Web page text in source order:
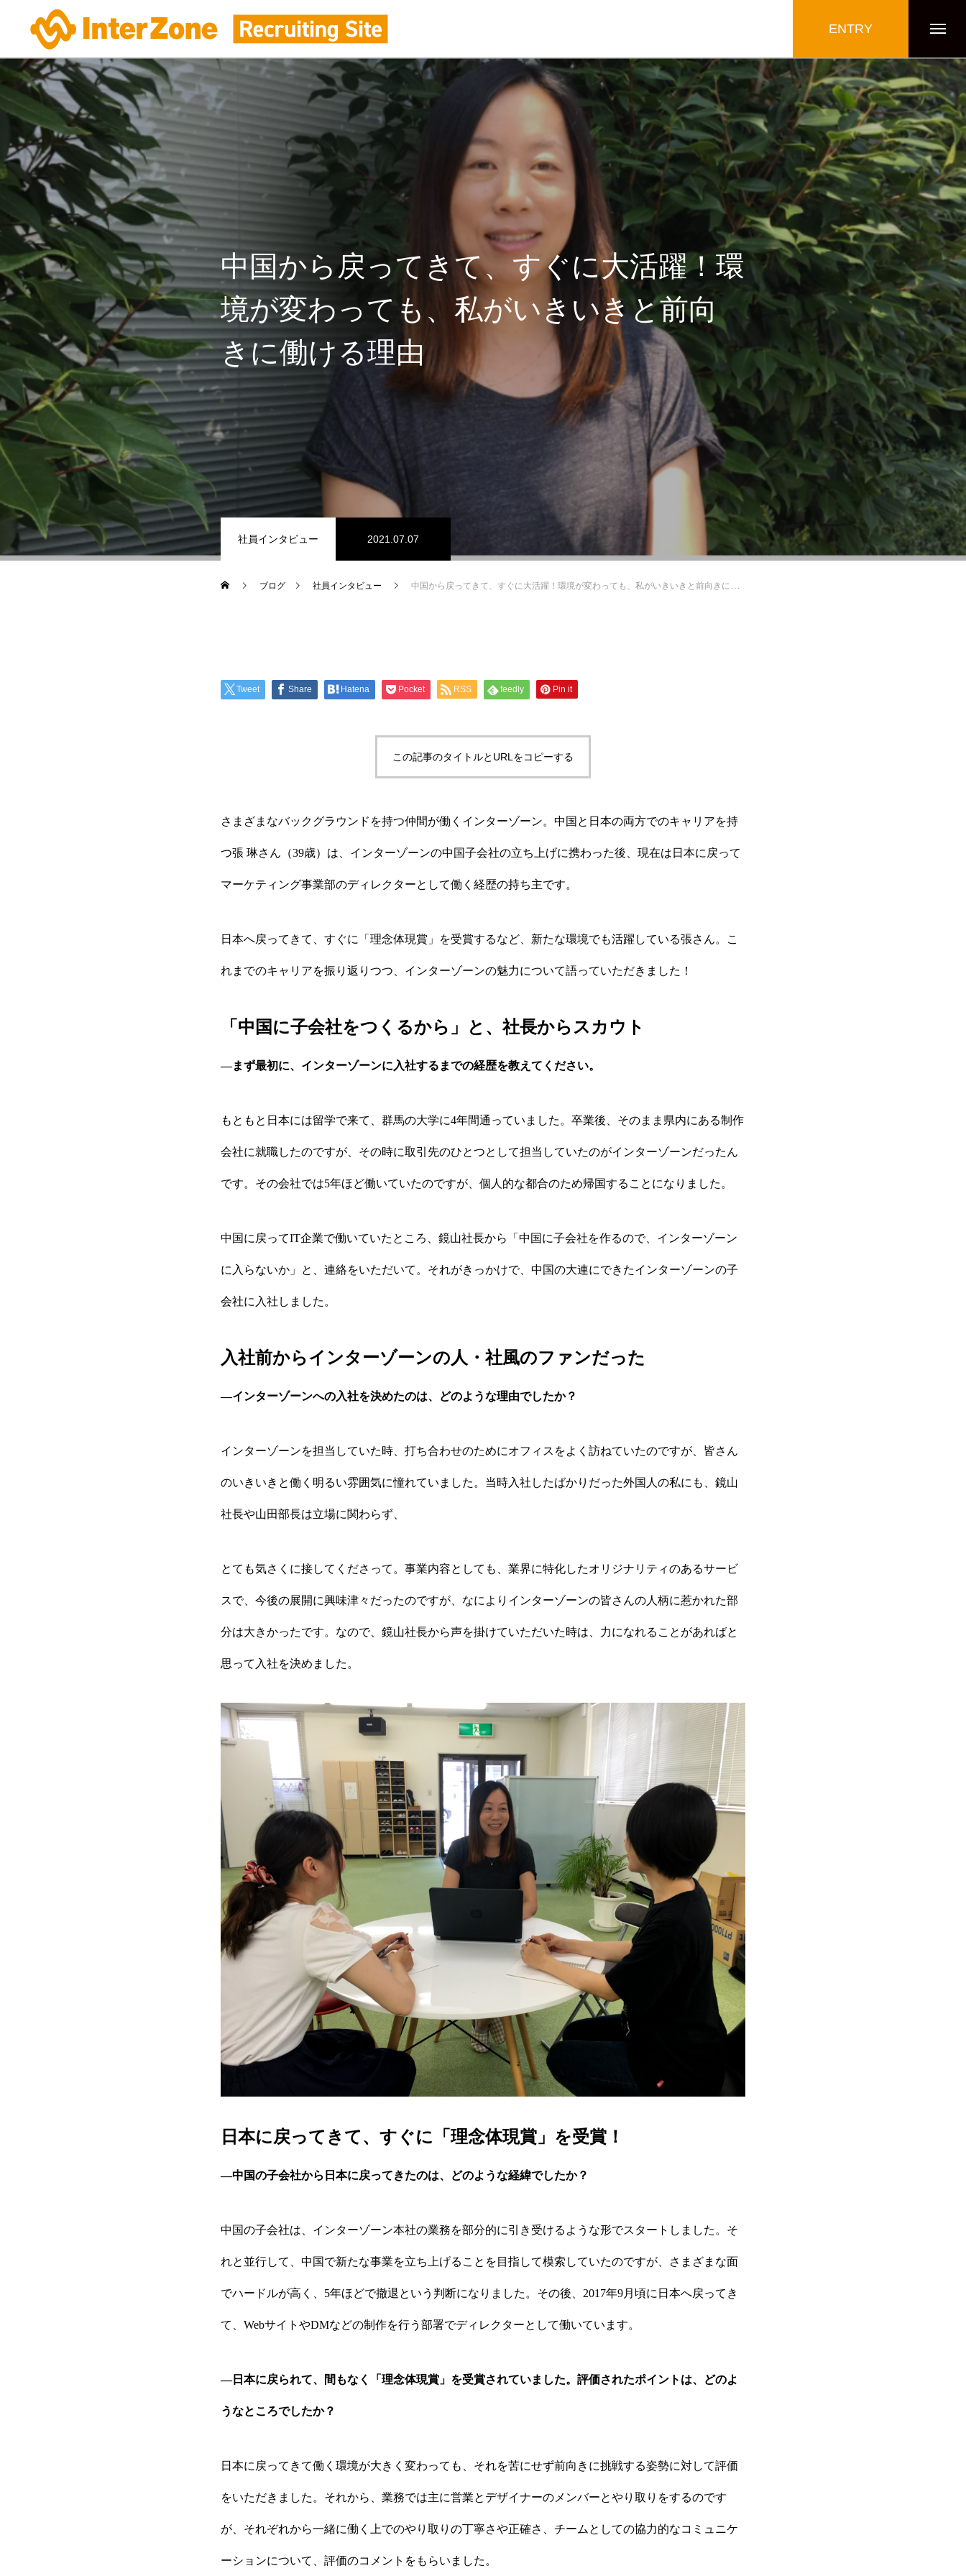
ENTRY
中国から戻ってきて、すぐに大活躍！環
境が変わっても、私がいきいきと前向
きに働ける理由
社員インタビュー 2021.07.07
ブログ 社員インタビュー 中国から戻ってきて、すぐに大活躍！環境が変わっても、私がいきいきと前向きに働ける理由
Tweet Share Hatena Pocket RSS feedly Pin it
この記事のタイトルとURLをコピーする
さまざまなバックグラウンドを持つ仲間が働くインターゾーン。中国と日本の両方でのキャリアを持
つ張 琳さん（39歳）は、インターゾーンの中国子会社の立ち上げに携わった後、現在は日本に戻って
マーケティング事業部のディレクターとして働く経歴の持ち主です。
日本へ戻ってきて、すぐに「理念体現賞」を受賞するなど、新たな環境でも活躍している張さん。こ
れまでのキャリアを振り返りつつ、インターゾーンの魅力について語っていただきました！
「中国に子会社をつくるから」と、社長からスカウト
―まず最初に、インターゾーンに入社するまでの経歴を教えてください。
もともと日本には留学で来て、群馬の大学に4年間通っていました。卒業後、そのまま県内にある制作
会社に就職したのですが、その時に取引先のひとつとして担当していたのがインターゾーンだったん
です。その会社では5年ほど働いていたのですが、個人的な都合のため帰国することになりました。
中国に戻ってIT企業で働いていたところ、鏡山社長から「中国に子会社を作るので、インターゾーン
に入らないか」と、連絡をいただいて。それがきっかけで、中国の大連にできたインターゾーンの子
会社に入社しました。
入社前からインターゾーンの人・社風のファンだった
―インターゾーンへの入社を決めたのは、どのような理由でしたか？
インターゾーンを担当していた時、打ち合わせのためにオフィスをよく訪ねていたのですが、皆さん
のいきいきと働く明るい雰囲気に憧れていました。当時入社したばかりだった外国人の私にも、鏡山
社長や山田部長は立場に関わらず、
とても気さくに接してくださって。事業内容としても、業界に特化したオリジナリティのあるサービ
スで、今後の展開に興味津々だったのですが、なによりインターゾーンの皆さんの人柄に惹かれた部
分は大きかったです。なので、鏡山社長から声を掛けていただいた時は、力になれることがあればと
思って入社を決めました。
日本に戻ってきて、すぐに「理念体現賞」を受賞！
―中国の子会社から日本に戻ってきたのは、どのような経緯でしたか？
中国の子会社は、インターゾーン本社の業務を部分的に引き受けるような形でスタートしました。そ
れと並行して、中国で新たな事業を立ち上げることを目指して模索していたのですが、さまざまな面
でハードルが高く、5年ほどで撤退という判断になりました。その後、2017年9月頃に日本へ戻ってき
て、WebサイトやDMなどの制作を行う部署でディレクターとして働いています。
―日本に戻られて、間もなく「理念体現賞」を受賞されていました。評価されたポイントは、どのよ
うなところでしたか？
日本に戻ってきて働く環境が大きく変わっても、それを苦にせず前向きに挑戦する姿勢に対して評価
をいただきました。それから、業務では主に営業とデザイナーのメンバーとやり取りをするのです
が、それぞれから一緒に働く上でのやり取りの丁寧さや正確さ、チームとしての協力的なコミュニケ
ーションについて、評価のコメントをもらいました。